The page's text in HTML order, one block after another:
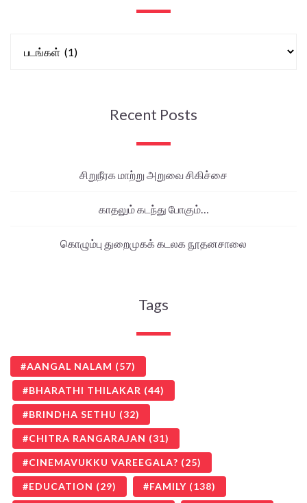
Recent Posts
சிறுநீரக மாற்று அறுவை சிகிச்சை
காதலும் கடந்து போகும்…
கொழும்பு துறைமுகக் கடலக நூதனசாலை
Tags
AANGAL NALAM (57)
BHARATHI THILAKAR (44)
BRINDHA SETHU (32)
CHITRA RANGARAJAN (31)
CINEMAVUKKU VAREEGALA? (25)
EDUCATION (29) FAMILY (138)